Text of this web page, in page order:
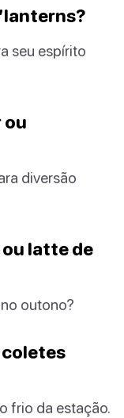
seu espírito
ou
diversão
latte de
outono?
coletes
frio da estação.